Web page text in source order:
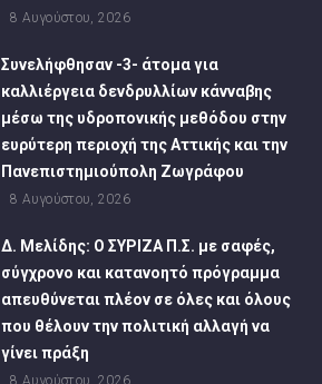
8 Αυγούστου, 2026
Συνελήφθησαν -3- άτομα για
καλλιέργεια δενδρυλλίων κάνναβης
μέσω της υδροπονικής μεθόδου στην
ευρύτερη περιοχή της Αττικής και την
Πανεπιστημιούπολη Ζωγράφου
8 Αυγούστου, 2026
Δ. Μελίδης: Ο ΣΥΡΙΖΑ Π.Σ. με σαφές,
σύγχρονο και κατανοητό πρόγραμμα
απευθύνεται πλέον σε όλες και όλους
που θέλουν την πολιτική αλλαγή να
γίνει πράξη
8 Αυγούστου, 2026